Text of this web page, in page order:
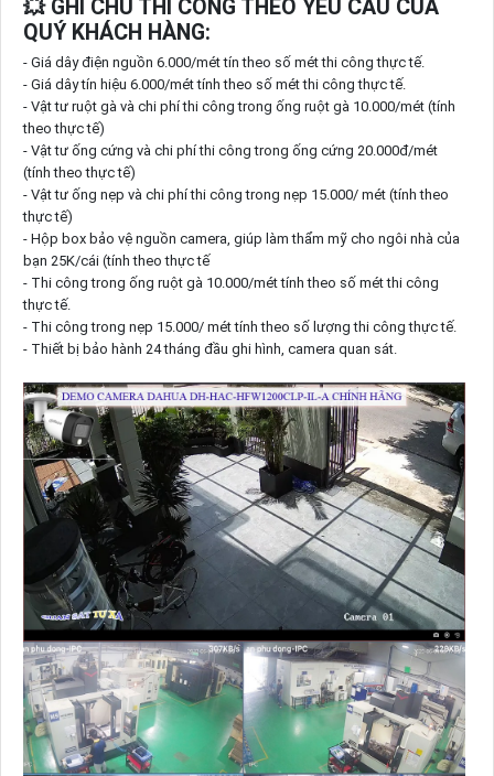
💥 GHI CHÚ THI CÔNG THEO YÊU CẦU CỦA
QUÝ KHÁCH HÀNG:
- Giá dây điện nguồn 6.000/mét tín theo số mét thi công thực tế.
- Giá dây tín hiệu 6.000/mét tính theo số mét thi công thực tế.
- Vật tư ruột gà và chi phí thi công trong ống ruột gà 10.000/mét (tính
theo thực tế)
- Vật tư ống cứng và chi phí thi công trong ống cứng 20.000đ/mét
(tính theo thực tế)
- Vật tư ống nẹp và chi phí thi công trong nẹp 15.000/ mét (tính theo
thực tế)
- Hộp box bảo vệ nguồn camera, giúp làm thẩm mỹ cho ngôi nhà của
bạn 25K/cái (tính theo thực tế
- Thi công trong ống ruột gà 10.000/mét tính theo số mét thi công
thực tế.
- Thi công trong nẹp 15.000/ mét tính theo số lượng thi công thực tế.
- Thiết bị bảo hành 24 tháng đầu ghi hình, camera quan sát.